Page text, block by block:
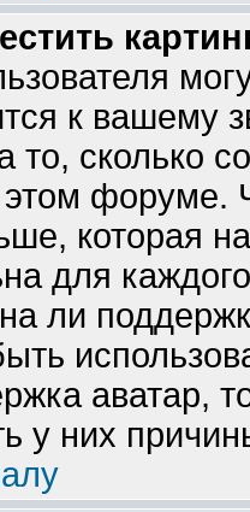
к вашему
то, сколько
этом форуме.
которая
для
ли
аватар,
у них